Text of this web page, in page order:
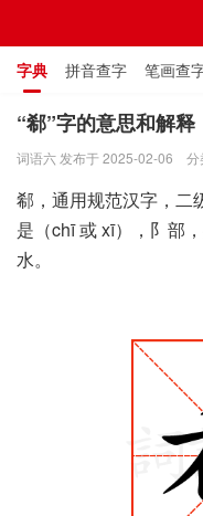
字典 拼音查字 笔画查
通用规范汉字表 叠字大全
“郗”字的意思和解
词语六 发布于 2025-02-06 分
郗，通用规范汉字，二
是（chī 或 xī），阝部
水。